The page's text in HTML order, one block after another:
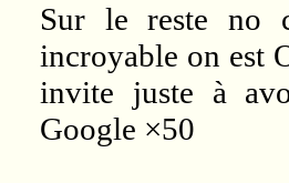
Sur le reste no
incroyable on est
invite juste à
Google ×50